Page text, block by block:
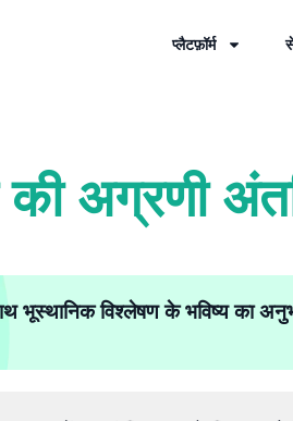
प्लैटफ़ॉर्म
की अग्रणी
भूस्थानिक विश्लेषण के भविष्य का